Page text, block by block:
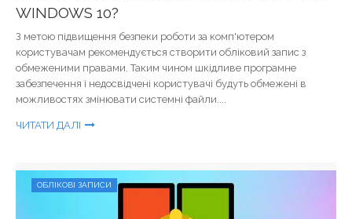
WINDOWS 10?
З метою підвищення безпеки роботи за комп'ютером
користувачам рекомендується створити обліковий запис з
обмеженими правами. Таким чином шкідливе програмне
забезпечення і недосвідчені користувачі будуть обмежені в
можливостях змінювати системні файли....
ЧИТАТИ ДАЛІ
ОБЛІКОВІ ЗАПИСИ